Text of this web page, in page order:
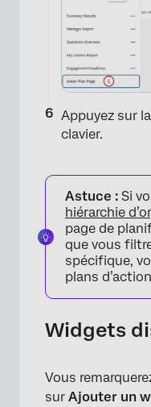
Appuyez sur
clavier.
Astuce : Si
hiérarchie
page de
que vous
spécifique,
plans
Widgets
Vous
sur Ajouter un